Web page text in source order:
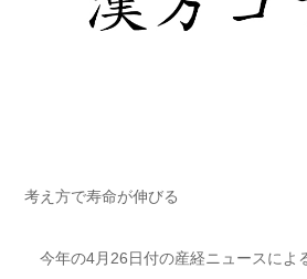
考え方で寿命が伸びる
今年の4月26日付の産経ニュースによ